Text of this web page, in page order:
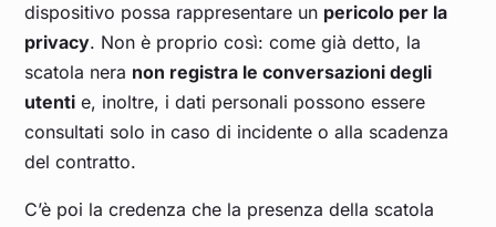
dispositivo possa rappresentare un pericolo per la
privacy. Non è proprio così: come già detto, la
scatola nera non registra le conversazioni degli
utenti e, inoltre, i dati personali possono essere
consultati solo in caso di incidente o alla scadenza
del contratto.
C’è poi la credenza che la presenza della scatola